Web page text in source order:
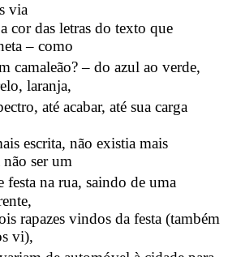
via
cor das letras do texto que
– como
camaleão? – do azul ao verde,
laranja,
até acabar, até sua carga
escrita, não existia mais
não ser um
festa na rua, saindo de uma
rapazes vindos da festa (também
vi),